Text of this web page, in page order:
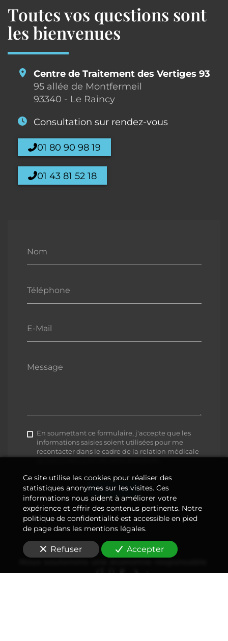
Toutes vos questions sont
les bienvenues
Nom
Téléphone
E-Mail
Message
En soumettant ce formulaire, j'accepte que les
informations saisies soient utilisées pour me
recontacter dans le cadre de la relation médicale
Envoyer
Centre de Traitement des Vertiges 93
95 allée de Montfermeil
93340 - Le Raincy
Consultation sur rendez-vous
01 80 90 98 19
01 43 81 52 18
Ce site utilise les cookies pour réaliser des
statistiques anonymes sur les visites. Ces
informations nous aident à améliorer votre
expérience et offrir des contenus pertinents. Notre
politique de confidentialité est accessible en pied
de page dans les mentions légales.
Refuser Accepter